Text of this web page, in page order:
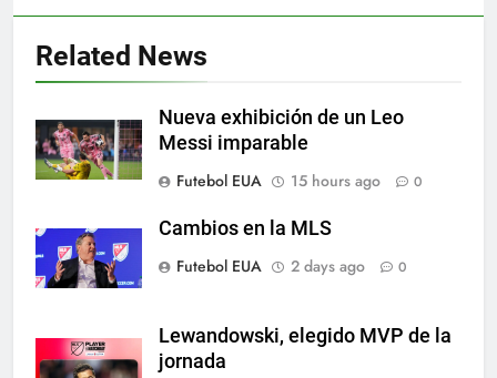
Related News
Nueva exhibición de un Leo
Messi imparable
Futebol EUA
15 hours ago 0
Cambios en la MLS
Futebol EUA
2 days ago 0
Lewandowski, elegido MVP de la
jornada
A lesão sofrida por Leo Messi já
6
Exibição: duas assistências de
Leo Messi e hat-trick de Luis
Suárez
SPORTS
7
espanhola
SPORTS